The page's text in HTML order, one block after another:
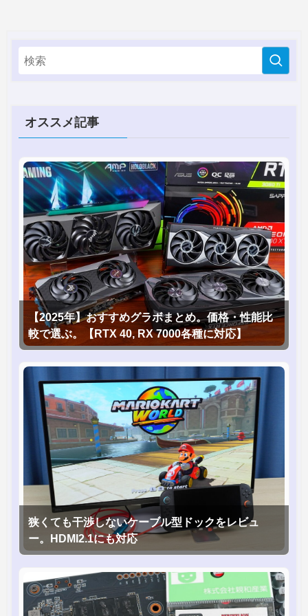
オススメ記事
【2025年】おすすめグラボまとめ。価格・性能比
較で選ぶ。【RTX 40, RX 7000各種に対応】
狭くても干渉しないケーブル型ドックをレビュ
ー。HDMI2.1にも対応